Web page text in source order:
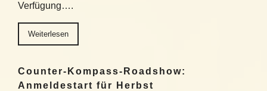
Verfügung….
Weiterlesen
Counter-Kompass-Roadshow:
Anmeldestart für Herbst